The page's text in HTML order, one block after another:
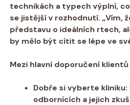
technikách a typech výplní,
se jistější v rozhodnutí. „Vím,
představu o ideálních rtech,
by mělo být cítit se lépe ve
Mezi hlavní doporučení
Dobře si vyberte kliniku:
odbornících a jejich